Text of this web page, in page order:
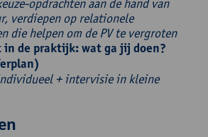
opdrachten aan de hand van
verdiepen op relationele
die helpen om de PV te vergroten
in de praktijk: wat ga jij doen?
+ intervisie in kleine